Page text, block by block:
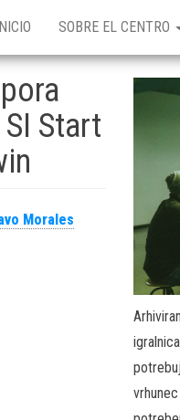
SOBRE EL CENTRO
Start
Morales